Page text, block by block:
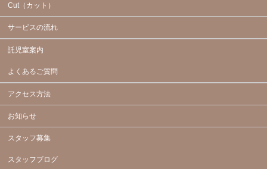
Cut（カット）
サービスの流れ
託児室案内
よくあるご質問
アクセス方法
お知らせ
スタッフ募集
スタッフブログ